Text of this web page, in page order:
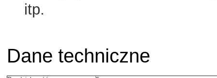
itp.
Dane techniczne